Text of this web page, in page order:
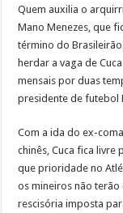
Quem auxilia o
Mano Menezes, que
término do
herdar a vaga de
mensais por duas
presidente de futebol
Com a ida do ex-
chinês, Cuca fica livre
que prioridade no
os mineiros não
rescisória imposta